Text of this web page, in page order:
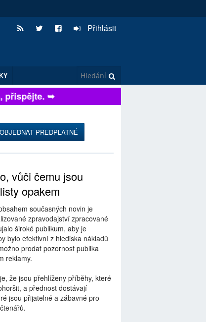
Přihlásit
➥
OBJEDNAT PŘEDPLATNÉ
vůči čemu jsou
opakem
současných novin je
zpravodajství zpracované
široké publikum, aby je
bylo efektivní z hlediska nákladů
prodat pozornost publika
reklamy.
že jsou přehlíženy příběhy, které
a přednost dostávají
jsou přijatelné a zábavné pro